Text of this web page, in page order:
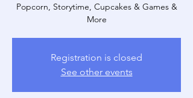
Popcorn, Storytime, Cupcakes & Games &
More
Registration is closed
See other events